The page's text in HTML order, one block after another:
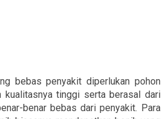
bebas penyakit diperlukan pohon
kualitasnya tinggi serta berasal dari
benar bebas dari penyakit. Para